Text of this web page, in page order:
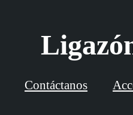
Contáctanos